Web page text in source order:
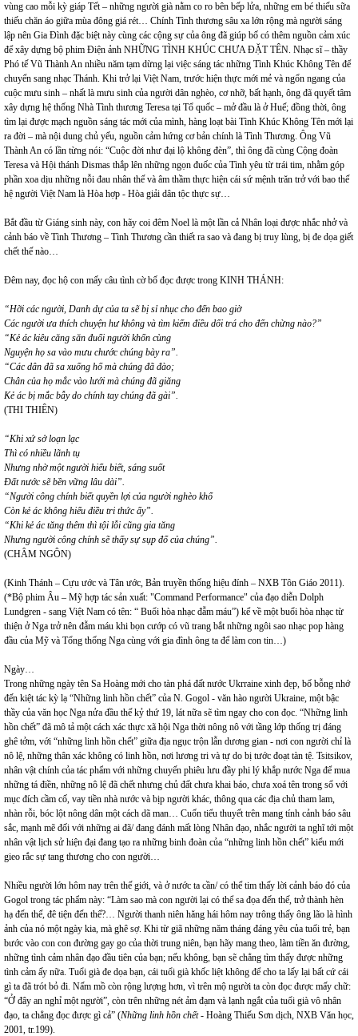
vùng cao mỗi kỳ giáp Tết – những người già nằm co ro bên bếp lửa, những em bé thiếu sữa
thiếu chăn áo giữa mùa đông giá rét… Chính Tình thương sâu xa lớn rộng mà người sáng
lập nên Gia Đình đặc biệt này cùng các cộng sự của ông đã giúp bố có thêm nguồn cảm xúc
để xây dựng bộ phim Điện ảnh NHỮNG TÌNH KHÚC CHƯA ĐẶT TÊN. Nhạc sĩ – thầy
Phó tế Vũ Thành An nhiều năm tạm dừng lại việc sáng tác những Tình Khúc Không Tên để
chuyển sang nhạc Thánh. Khi trở lại Việt Nam, trước hiện thực mới mẻ và ngổn ngang của
cuộc mưu sinh – nhất là mưu sinh của người dân nghèo, cơ nhỡ, bất hạnh, ông đã quyết tâm
xây dựng hệ thống Nhà Tình thương Teresa tại Tổ quốc – mở đầu là ở Huế; đồng thời, ông
tìm lại được mạch nguồn sáng tác mới của mình, hàng loạt bài Tình Khúc Không Tên mới lại
ra đời – mà nội dung chủ yếu, nguồn cảm hứng cơ bản chính là Tình Thương. Ông Vũ
Thành An có lần từng nói: “Cuộc đời như đại lộ không đèn”, thì ông đã cùng Cộng đoàn
Teresa và Hội thánh Dismas thắp lên những ngọn đuốc của Tình yêu từ trái tim, nhằm góp
phần xoa dịu những nỗi đau nhân thế và âm thầm thực hiện cái sứ mệnh trăn trở với bao thế
hệ người Việt Nam là Hòa hợp - Hòa giải dân tộc thực sự…
Bắt đầu từ Giáng sinh này, con hãy coi đêm Noel là một lần cả Nhân loại được nhắc nhở và
cảnh báo về Tình Thương – Tình Thương cần thiết ra sao và đang bị truy lùng, bị đe dọa giết
chết thế nào…
Đêm nay, đọc hộ con mấy câu tình cờ bố đọc được trong KINH THÁNH:
“Hỡi các người, Danh dự của ta sẽ bị sỉ nhục cho đến bao giờ
Các người ưa thích chuyện hư không và tìm kiếm điều dối trá cho đến chừng nào?”
“Kẻ ác kiêu căng săn đuổi người khốn cùng
Nguyện họ sa vào mưu chước chúng bày ra”.
“Các dân đã sa xuống hố mà chúng đã đào;
Chân của họ mắc vào lưới mà chúng đã giăng
Kẻ ác bị mắc bẫy do chính tay chúng đã gài”.
(THI THIÊN)
“Khi xứ sở loạn lạc
Thì có nhiều lãnh tụ
Nhưng nhờ một người hiểu biết, sáng suốt
Đất nước sẽ bền vững lâu dài”.
“Người công chính biết quyền lợi của người nghèo khổ
Còn kẻ ác không hiểu điều tri thức ấy”.
“Khi kẻ ác tăng thêm thì tội lỗi cũng gia tăng
Nhưng người công chính sẽ thấy sự sụp đổ của chúng”.
(CHÂM NGÔN)
(Kinh Thánh – Cựu ước và Tân ước, Bản truyền thống hiệu đính – NXB Tôn Giáo 2011).
(*Bộ phim Âu – Mỹ hợp tác sản xuất: "Command Performance" của đạo diễn Dolph
Lundgren - sang Việt Nam có tên: “ Buổi hòa nhạc đẫm máu”) kể về một buổi hòa nhạc từ
thiện ở Nga trở nên đẫm máu khi bọn cướp có vũ trang bắt những ngôi sao nhạc pop hàng
đầu của Mỹ và Tổng thống Nga cùng với gia đình ông ta để làm con tin…)
Ngày…
Trong những ngày tên Sa Hoàng mới cho tàn phá đất nước Ukrraine xinh đẹp, bố bỗng nhớ
đến kiệt tác kỳ lạ “Những linh hồn chết” của N. Gogol - văn hào người Ukraine, một bậc
thầy của văn học Nga nửa đầu thế kỷ thứ 19, lát nữa sẽ tìm ngay cho con đọc. “Những linh
hồn chết” đã mô tả một cách xác thực xã hội Nga thời nông nô với tầng lớp thống trị đáng
ghê tởm, với “những linh hồn chết” giữa địa ngục trộn lẫn dương gian - nơi con người chỉ là
nô lệ, những thân xác không có linh hồn, nơi lương tri và tự do bị tước đoạt tàn tệ. Tsitsikov,
nhân vật chính của tác phẩm với những chuyến phiêu lưu đầy phi lý khắp nước Nga để mua
những tá điền, những nô lệ đã chết nhưng chủ đất chưa khai báo, chưa xoá tên trong sổ với
mục đích cầm cố, vay tiền nhà nước và bịp người khác, thông qua các địa chủ tham lam,
nhàn rỗi, bóc lột nông dân một cách dã man… Cuốn tiểu thuyết trên mang tính cảnh báo sâu
sắc, mạnh mẽ đối với những ai đã/ đang đánh mất lòng Nhân đạo, nhắc người ta nghĩ tới một
nhân vật lịch sử hiện đại đang tạo ra những binh đoàn của “những linh hồn chết” kiểu mới
gieo rắc sự tang thương cho con người…
Nhiều người lớn hôm nay trên thế giới, và ở nước ta cần/ có thể tim thấy lời cảnh báo đó của
Gogol trong tác phẩm này: “Làm sao mà con người lại có thể sa đọa đến thế, trở thành hèn
hạ đến thế, đê tiện đến thế?… Người thanh niên hăng hái hôm nay trông thấy ông lão là hình
ảnh của nó một ngày kia, mà ghê sợ. Khi từ giã những năm tháng đáng yêu của tuổi trẻ, bạn
bước vào con con đường gay go của thời trung niên, bạn hãy mang theo, làm tiền ăn đường,
những tình cảm nhân đạo đầu tiên của bạn; nếu không, bạn sẽ chẳng tìm thấy được những
tình cảm ấy nữa. Tuổi già đe dọa bạn, cái tuổi già khốc liệt không để cho ta lấy lại bất cứ cái
gì ta đã trót bỏ đi. Nấm mồ còn rộng lượng hơn, vì trên mộ người ta còn đọc được mấy chữ:
“Ở đây an nghỉ một người”, còn trên những nét ảm đạm và lạnh ngắt của tuổi già vô nhân
đạo, ta chẳng đọc được gì cả” (Những linh hồn chết- Hoàng Thiếu Sơn dịch, NXB Văn học,
2001, tr.199).